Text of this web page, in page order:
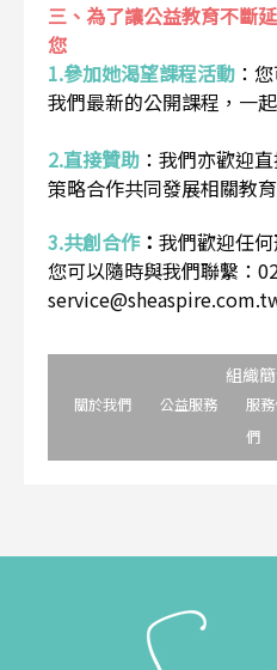
三、為了讓公益教育不斷
您
1.參加她渴望課程活動 ： 您
我們最新的公開課程，一
2.直接贊助 ： 我們亦歡迎
策略合作共同發展相關教
3.共創合作： 我們歡迎任
您可以隨時與我們聯繫：
組織簡
關於我們 公益服務 服
們